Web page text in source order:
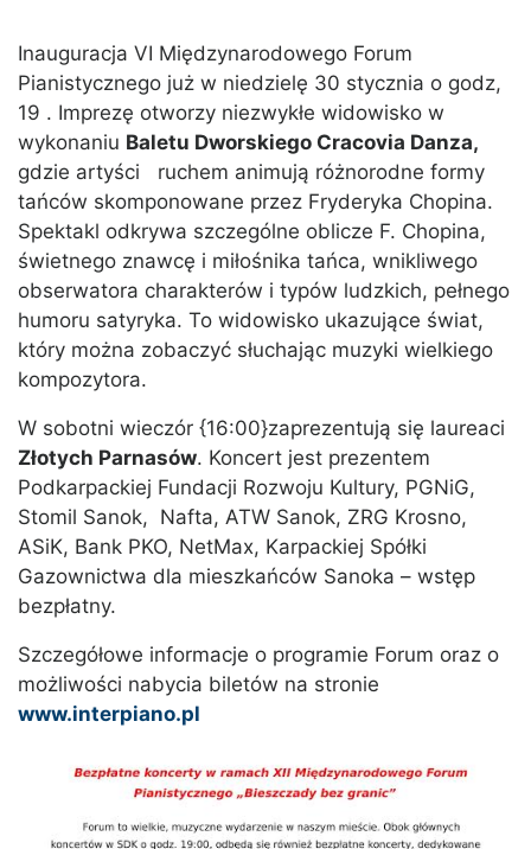
Inauguracja VI Międzynarodowego Forum
Pianistycznego już w niedzielę 30 stycznia o godz,
19 . Imprezę otworzy niezwykłe widowisko w
wykonaniu Baletu Dworskiego Cracovia Danza,
gdzie artyści ruchem animują różnorodne formy
tańców skomponowane przez Fryderyka Chopina.
Spektakl odkrywa szczególne oblicze F. Chopina,
świetnego znawcę i miłośnika tańca, wnikliwego
obserwatora charakterów i typów ludzkich, pełnego
humoru satyryka. To widowisko ukazujące świat,
który można zobaczyć słuchając muzyki wielkiego
kompozytora.
W sobotni wieczór {16:00}zaprezentują się laureaci
Złotych Parnasów. Koncert jest prezentem
Podkarpackiej Fundacji Rozwoju Kultury, PGNiG,
Stomil Sanok, Nafta, ATW Sanok, ZRG Krosno,
ASiK, Bank PKO, NetMax, Karpackiej Spółki
Gazownictwa dla mieszkańców Sanoka – wstęp
bezpłatny.
Szczegółowe informacje o programie Forum oraz o
możliwości nabycia biletów na stronie
www.interpiano.pl